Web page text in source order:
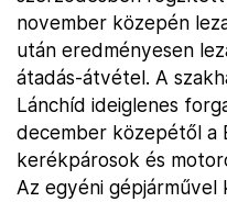
november közepén
után eredményesen
átadás-átvétel. A
Lánchíd ideiglenes
december közepétől a
kerékpárosok és
Az egyéni